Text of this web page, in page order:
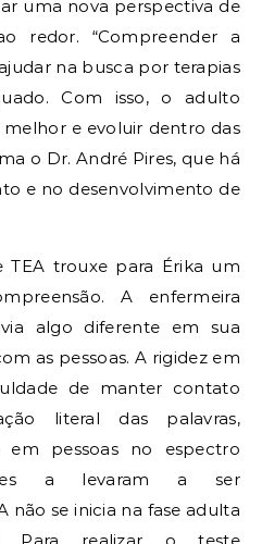
uma nova perspectiva de
redor. “Compreender a
na busca por terapias
Com isso, o adulto
e evoluir dentro das
o Dr. André Pires, que há
e no desenvolvimento de
TEA trouxe para Érika um
A enfermeira
algo diferente em sua
as pessoas. A rigidez em
de manter contato
literal das palavras,
em pessoas no espectro
a levaram a ser
não se inicia na fase adulta